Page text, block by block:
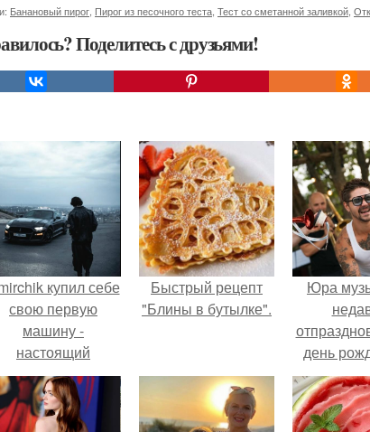
Банановый пирог Пирог из песочного теста Тест со сметанной заливкой
Поделитесь с друзьями!
купил себе
свою первую
машину -
настоящий
мечты
для многих
автолюбителей.
Быстрый рецепт
"Блины в бутылке".
Юра
день
кругу
близких